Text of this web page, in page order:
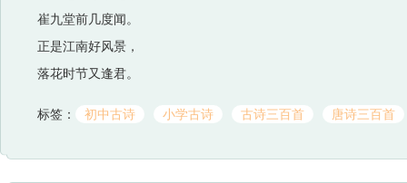
崔九堂前几度闻。
正是江南好风景，
落花时节又逢君。
标签： 初中古诗 小学古诗 古诗三百首 唐诗三百首